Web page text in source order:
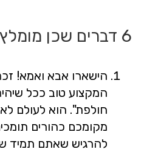
6 דברים שכן מומלץ לעשות:
הישארו אבא ואמא!
המקצוע טוב ככל
חולפת". הוא לעולם
מקומכם כהורים
להרגיש שאתם תמיד